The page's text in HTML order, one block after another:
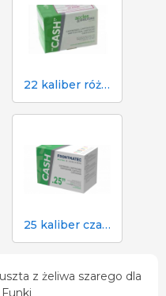
22 kaliber różowy nabój do paralizatora gotówkowego w rzeźni
25 kaliber czarny nabój do paralizatora gotówkowego w rzeźni